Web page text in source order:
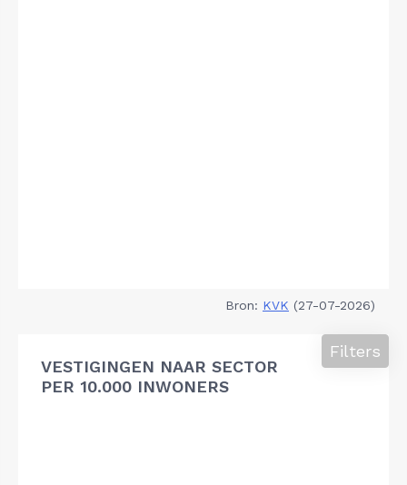
Bron: KVK (27-07-2026)
VESTIGINGEN NAAR SECTOR
PER 10.000 INWONERS
Filters